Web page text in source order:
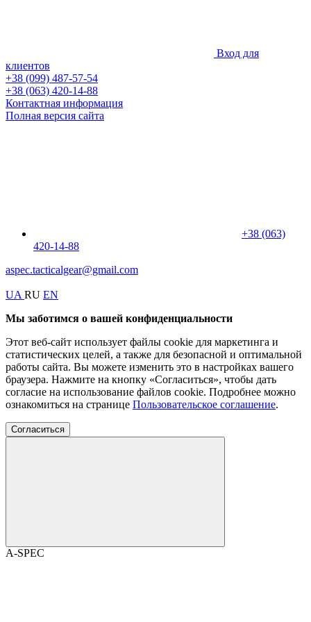
Вход для
клиентов
+38 (099) 487-57-54
+38 (063) 420-14-88
Контактная информация
Полная версия сайта
+38 (063)
420-14-88
aspec.tacticalgear@gmail.com
UA RU EN
Мы заботимся о вашей конфиденциальности
Этот веб-сайт использует файлы cookie для маркетинга и
статистических целей, а также для безопасной и оптимальной
работы сайта. Вы можете изменить это в настройках вашего
браузера. Нажмите на кнопку «Согласиться», чтобы дать
согласие на использование файлов cookie. Подробнее можно
ознакомиться на странице Пользовательское соглашение.
Согласиться
A-SPEC